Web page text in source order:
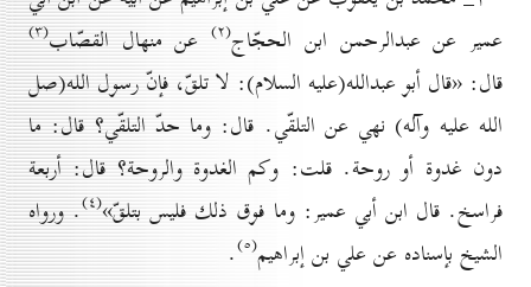
عمير عن عبدالرحمن ابن الحجّاج(۲) عن منهال القصّاب(۳)
قال: «قال أبو عبدالله(عليه السلام): لا تلقّ، فإنّ رسول الله(صل
الله عليه وآله) نهي عن التلقّي. قال: وما حدّ التلقّي؟ قال: ما
دون غدوة أو روحة. قلت: وكم الغدوة والروحة؟ قال: أربعة
فراسخ. قال ابن أبي عمير: وما فوق ذلك فليس بتلقّ»(٤) . ورواه
الشيخ بإسناده عن علي بن إبراهيم(٥) .